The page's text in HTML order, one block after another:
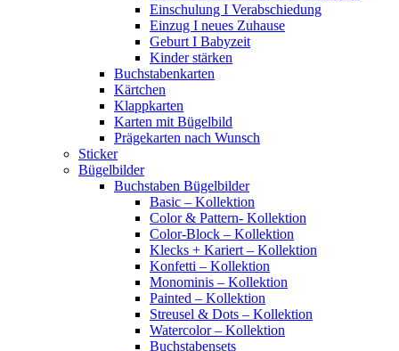
Einschulung I Verabschiedung
Einzug I neues Zuhause
Geburt I Babyzeit
Kinder stärken
Buchstabenkarten
Kärtchen
Klappkarten
Karten mit Bügelbild
Prägekarten nach Wunsch
Sticker
Bügelbilder
Buchstaben Bügelbilder
Basic – Kollektion
Color & Pattern- Kollektion
Color-Block – Kollektion
Klecks + Kariert – Kollektion
Konfetti – Kollektion
Monominis – Kollektion
Painted – Kollektion
Streusel & Dots – Kollektion
Watercolor – Kollektion
Buchstabensets